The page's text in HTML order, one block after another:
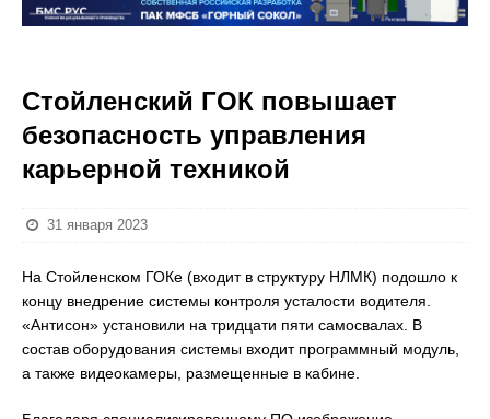
Стойленский ГОК повышает
безопасность управления
карьерной техникой
31 января 2023
На Стойленском ГОКе (входит в структуру НЛМК) подошло к
концу внедрение системы контроля усталости водителя.
«Антисон» установили на тридцати пяти самосвалах. В
состав оборудования системы входит программный модуль,
а также видеокамеры, размещенные в кабине.